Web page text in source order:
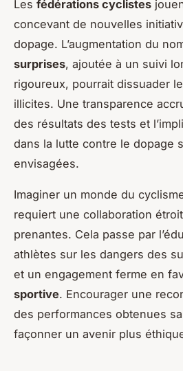
Les fédérations cyclistes
concevant de nouvelles
dopage. L’augmentation du
surprises, ajoutée à un suivi
rigoureux, pourrait dissuader
illicites. Une transparence
des résultats des tests et
dans la lutte contre le dopage
envisagées.
Imaginer un monde du
requiert une collaboration
prenantes. Cela passe par
athlètes sur les dangers des
et un engagement ferme en
sportive. Encourager une
des performances obtenues
façonner un avenir plus